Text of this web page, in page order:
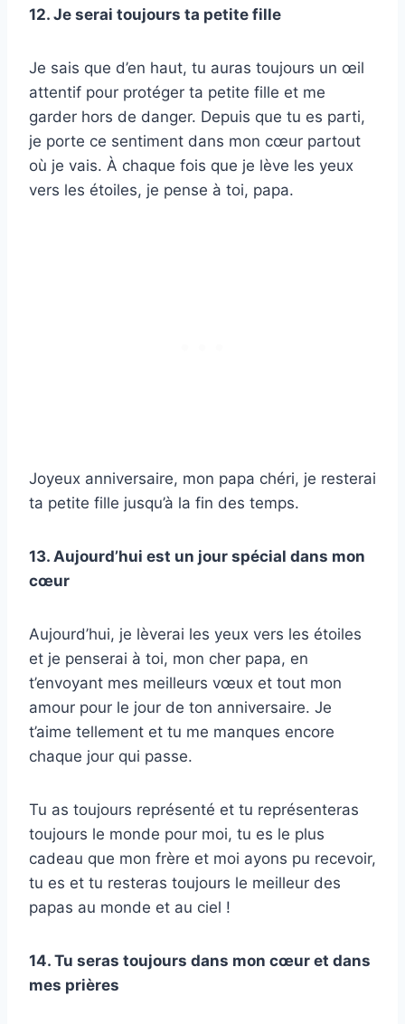
12. Je serai toujours ta petite fille
Je sais que d’en haut, tu auras toujours un œil
attentif pour protéger ta petite fille et me
garder hors de danger. Depuis que tu es parti,
je porte ce sentiment dans mon cœur partout
où je vais. À chaque fois que je lève les yeux
vers les étoiles, je pense à toi, papa.
Joyeux anniversaire, mon papa chéri, je resterai
ta petite fille jusqu’à la fin des temps.
13. Aujourd’hui est un jour spécial dans mon
cœur
Aujourd’hui, je lèverai les yeux vers les étoiles
et je penserai à toi, mon cher papa, en
t’envoyant mes meilleurs vœux et tout mon
amour pour le jour de ton anniversaire. Je
t’aime tellement et tu me manques encore
chaque jour qui passe.
Tu as toujours représenté et tu représenteras
toujours le monde pour moi, tu es le plus
cadeau que mon frère et moi ayons pu recevoir,
tu es et tu resteras toujours le meilleur des
papas au monde et au ciel !
14. Tu seras toujours dans mon cœur et dans
mes prières